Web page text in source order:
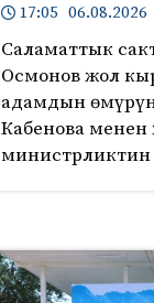
17:05 06.08.2026
Саламаттык
Осмонов жол
адамдын
Кабенова менен
министрликтин